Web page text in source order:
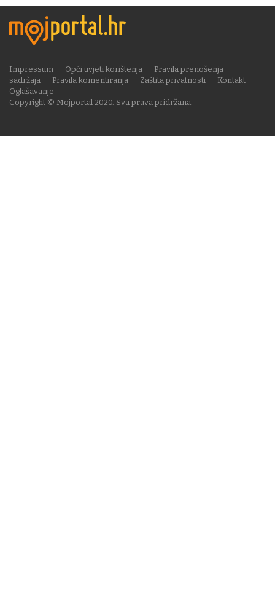
Copyright © Mojportal 2020. Sva prava pridržana.
Impressum Opći uvjeti korištenja
Pravila prenošenja
sadržaja
Pravila komentiranja Zaštita privatnosti
Kontakt
Oglašavanje